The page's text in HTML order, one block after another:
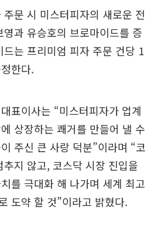
문 시 미스터피자의 새로운 전
과 유승호의 브로마이드를 증
는 프리미엄 피자 주문 건당 1
한다.
표이사는 “미스터피자가 업계
상장하는 쾌거를 만들어 낼 수
주신 큰 사랑 덕분”이라며 “코
지 않고, 코스닥 시장 진입을
를 극대화 해 나가며 세계 최고
도약 할 것”이라고 밝혔다.